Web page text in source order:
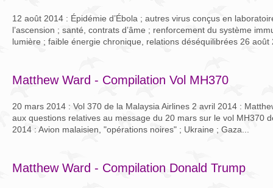
12 août 2014 : Épidémie d’Ébola ; autres virus conçus en
l’ascension ; santé, contrats d’âme ; renforcement du système
lumière ; faible énergie chronique, relations déséquilibrées 26 août
Matthew Ward - Compilation Vol MH370
20 mars 2014 : Vol 370 de la Malaysia Airlines 2 avril 2014 :
aux questions relatives au message du 20 mars sur le vol MH370
2014 : Avion malaisien, "opérations noires" ; Ukraine ; Gaza...
Matthew Ward - Compilation Donald Trump